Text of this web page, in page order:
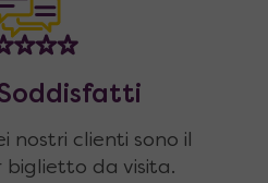
nostri clienti sono il
biglietto da visita.